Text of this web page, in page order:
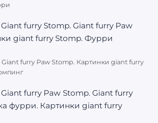
furry Paw Stomp. Картинки giant furry